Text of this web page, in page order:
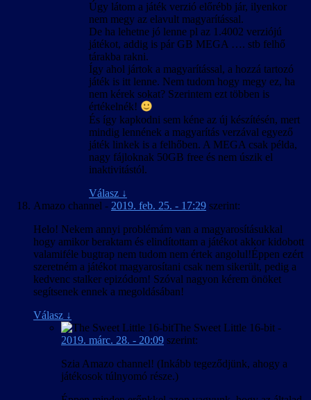
Úgy látom a játék verzió előrébb jár, ilyenkor
nem megy az elavult magyarítással.
De ha lehetne jó lenne pl az 1.4002 verziójú
játékot, addig is pár GB MEGA …. stb felhő
tárakba rakni.
Így ahol jártok a magyarítással, a hozzá tartozó
játék is itt lenne. Nem tudom hogy megy ez, ha
nem kérek sokat? Szerintem ezt többen is
értékelnék!
És így kapkodni sem kéne az új készítésén, mert
mindig lennének a magyarítás verzával egyező
játék linkek is a felhőben. A MEGA csak példa,
nagy fájloknak 50GB free és nem úszik el
inaktivitástól.
Válasz ↓
Amazo channel - 2019. feb. 25. - 17:29 szerint:
Helo! Nekem annyi problémám van a magyarosításukkal
hogy amikor beraktam és elindítottam a játékot akkor kidobott
valamiféle bugtrap nem tudom nem értek angolul!Éppen ezért
szeretném a játékot magyarosítani csak nem sikerült, pedig a
kedvenc stalker epizódom! Szóval nagyon kérem önöket
segítsenek ennek a megoldásában!
Válasz ↓
The Sweet Little 16-bit -
2019. márc. 28. - 20:09 szerint:
Szia Amazo channel! (Inkább tegeződjünk, ahogy a
játékosok túlnyomó része.)